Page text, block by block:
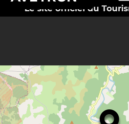
Le site officiel du